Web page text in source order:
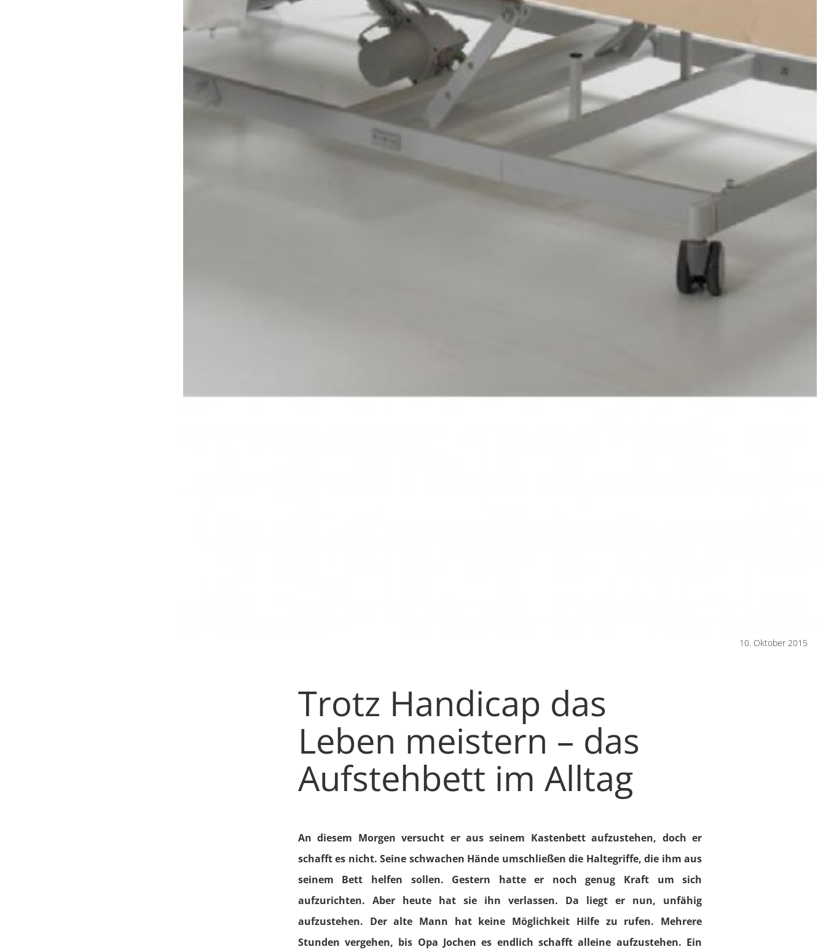
10. Oktober 2015
Trotz Handicap das
Leben meistern – das
Aufstehbett im Alltag
An diesem Morgen versucht er aus seinem Kastenbett aufzustehen, doch er
schafft es nicht. Seine schwachen Hände umschließen die Haltegriffe, die ihm aus
seinem Bett helfen sollen. Gestern hatte er noch genug Kraft um sich
aufzurichten. Aber heute hat sie ihn verlassen. Da liegt er nun, unfähig
aufzustehen. Der alte Mann hat keine Möglichkeit Hilfe zu rufen. Mehrere
Stunden vergehen, bis Opa Jochen es endlich schafft alleine aufzustehen. Ein